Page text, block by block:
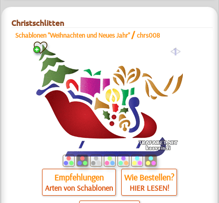
Christschlitten
Schablonen "Weihnachten und Neues Jahr" /chrs008
a
Empfehlungen
Arten von Schablonen
Wie Bestellen?
HIER LESEN!